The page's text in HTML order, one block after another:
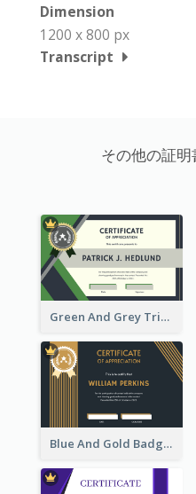
Dimension
1200 x 800 px
Transcript
その他の証明
Green And Grey Triangles With Badge Certificate
Blue And Gold Badge Appreciation Certificate